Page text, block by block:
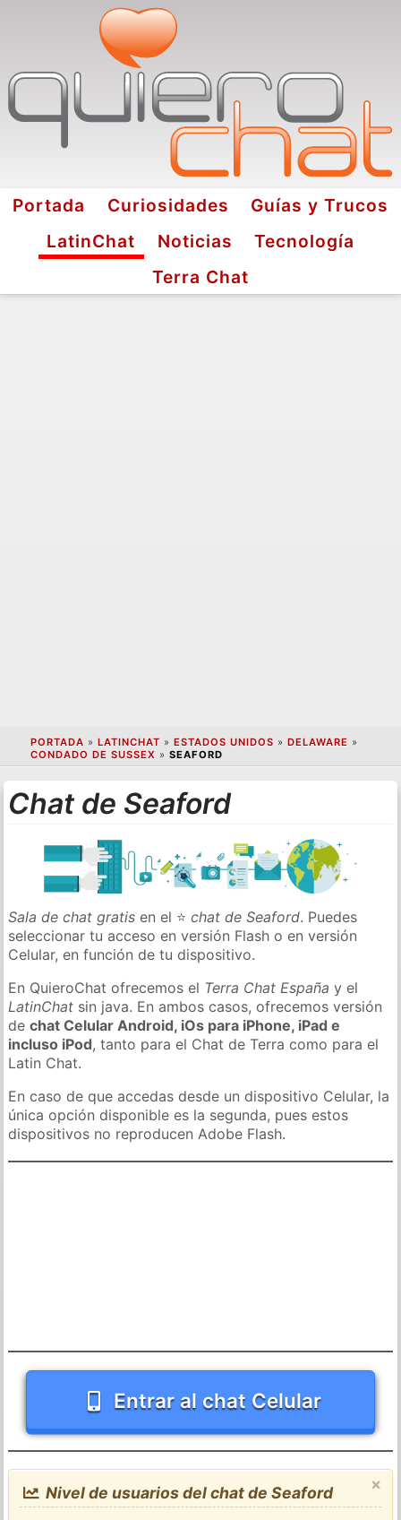
Portada Curiosidades
Guías y Trucos
LatinChat
Noticias
Tecnología
Terra Chat
PORTADA » LATINCHAT » ESTADOS UNIDOS » DELAWARE »
CONDADO DE SUSSEX » SEAFORD
Chat de Seaford
Sala de chat gratis en el ⭐chat de Seaford. Puedes
seleccionar tu acceso en versión Flash o en versión
Celular, en función de tu dispositivo.
En QuieroChat ofrecemos el Terra Chat España y el
LatinChat sin java. En ambos casos, ofrecemos versión
dechat Celular Android, iOs para iPhone, iPad e
incluso iPod, tanto para el Chat de Terra como para el
Latin Chat.
En caso de que accedas desde un dispositivo Celular, la
única opción disponible es la segunda, pues estos
dispositivos no reproducen Adobe Flash.
Entrar al chat Celular
×
Nivel de usuarios del chat de Seaford